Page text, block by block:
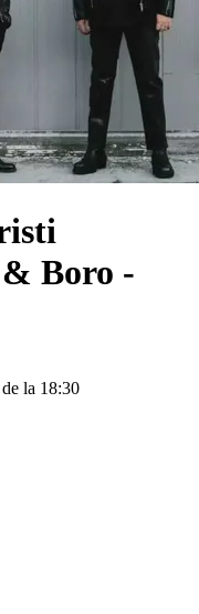
Boro -
la 18:30